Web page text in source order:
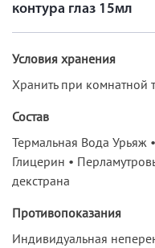
контура глаз 15мл
Условия хранения
Хранить при комнатной
Состав
Термальная Вода Урьяж
Глицерин •
декстрана
Противопоказания
Индивидуальная